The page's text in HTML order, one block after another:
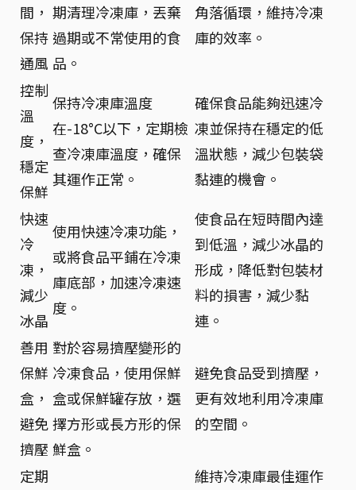
間，
保持
通風
期清理冷凍庫，丟棄
過期或不常使用的食
品。
角落循環，維持冷凍
庫的效率。
控制
溫
度，
穩定
保鮮
保持冷凍庫溫度
在-18°C以下，定期檢
查冷凍庫溫度，確保
其運作正常。
確保食品能夠迅速冷
凍並保持在穩定的低
溫狀態，減少包裝袋
黏連的機會。
快速
冷
凍，
減少
冰晶
使用快速冷凍功能，
或將食品平鋪在冷凍
庫底部，加速冷凍速
度。
使食品在短時間內達
到低溫，減少冰晶的
形成，降低對包裝材
料的損害，減少黏
連。
善用
保鮮
盒，
避免
擠壓
對於容易擠壓變形的
冷凍食品，使用保鮮
盒或保鮮罐存放，選
擇方形或長方形的保
鮮盒。
避免食品受到擠壓，
更有效地利用冷凍庫
的空間。
定期
維持冷凍庫最佳運作